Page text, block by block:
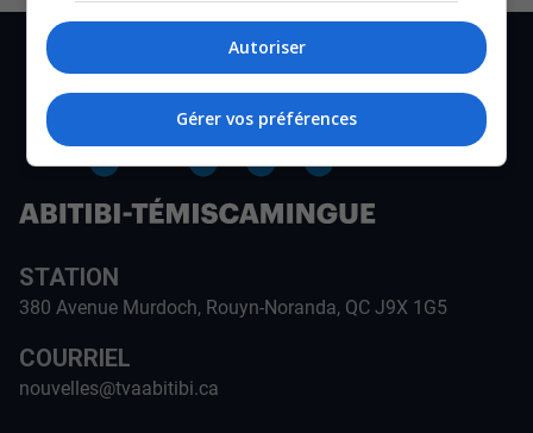
STATION
380 Avenue Murdoch, Rouyn-Noranda, QC J9X 1G5
COURRIEL
nouvelles@tvaabitibi.ca
Autoriser
Gérer vos préférences